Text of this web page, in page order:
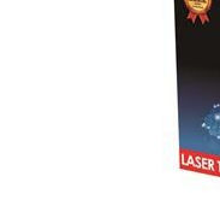
Periferice
Retelistica
Servere,
Componente